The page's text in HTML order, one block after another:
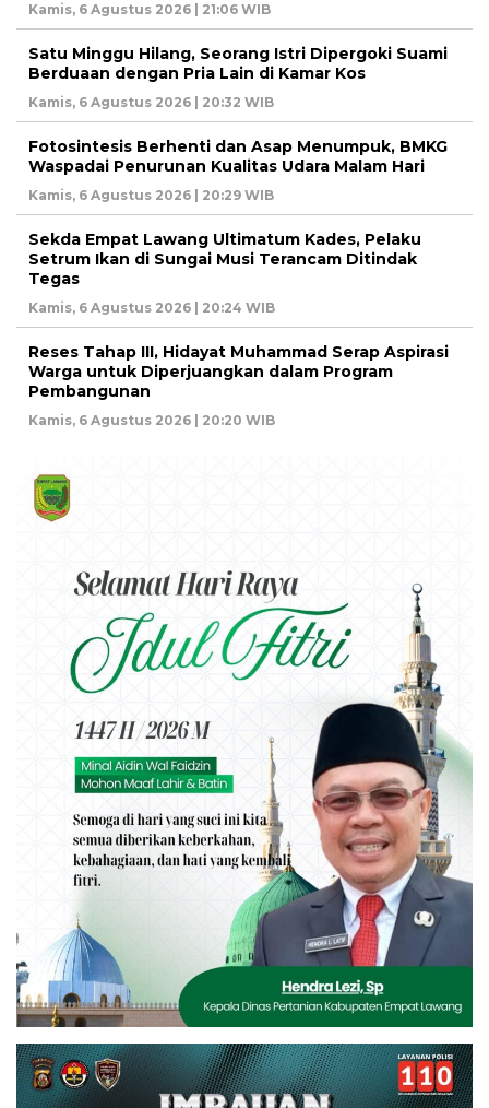
Kamis, 6 Agustus 2026 | 21:06 WIB
Satu Minggu Hilang, Seorang Istri Dipergoki Suami
Berduaan dengan Pria Lain di Kamar Kos
Kamis, 6 Agustus 2026 | 20:32 WIB
Fotosintesis Berhenti dan Asap Menumpuk, BMKG
Waspadai Penurunan Kualitas Udara Malam Hari
Kamis, 6 Agustus 2026 | 20:29 WIB
Sekda Empat Lawang Ultimatum Kades, Pelaku
Setrum Ikan di Sungai Musi Terancam Ditindak
Tegas
Kamis, 6 Agustus 2026 | 20:24 WIB
Reses Tahap III, Hidayat Muhammad Serap Aspirasi
Warga untuk Diperjuangkan dalam Program
Pembangunan
Kamis, 6 Agustus 2026 | 20:20 WIB